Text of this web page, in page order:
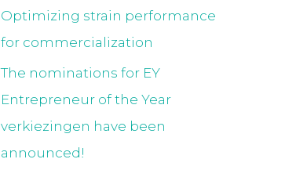
Optimizing strain performance
for commercialization
The nominations for EY
Entrepreneur of the Year
verkiezingen have been
announced!